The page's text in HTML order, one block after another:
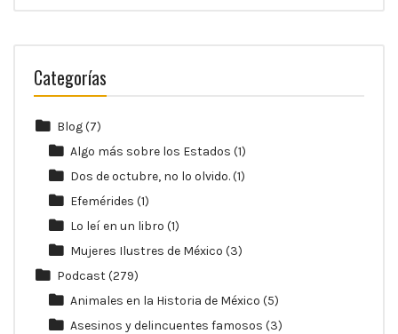
Categorías
Blog(7)
Algo más sobre los Estados (1)
Dos de octubre, no lo olvido.(1)
Efemérides (1)
Lo leí en un libro (1)
Mujeres Ilustres de México (3)
Podcast(279)
Animales en la Historia de México (5)
Asesinos y delincuentes famosos (3)